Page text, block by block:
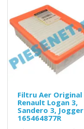
Filtru Aer Original
Renault Logan 3,
Sandero 3, Jogger
165464877R